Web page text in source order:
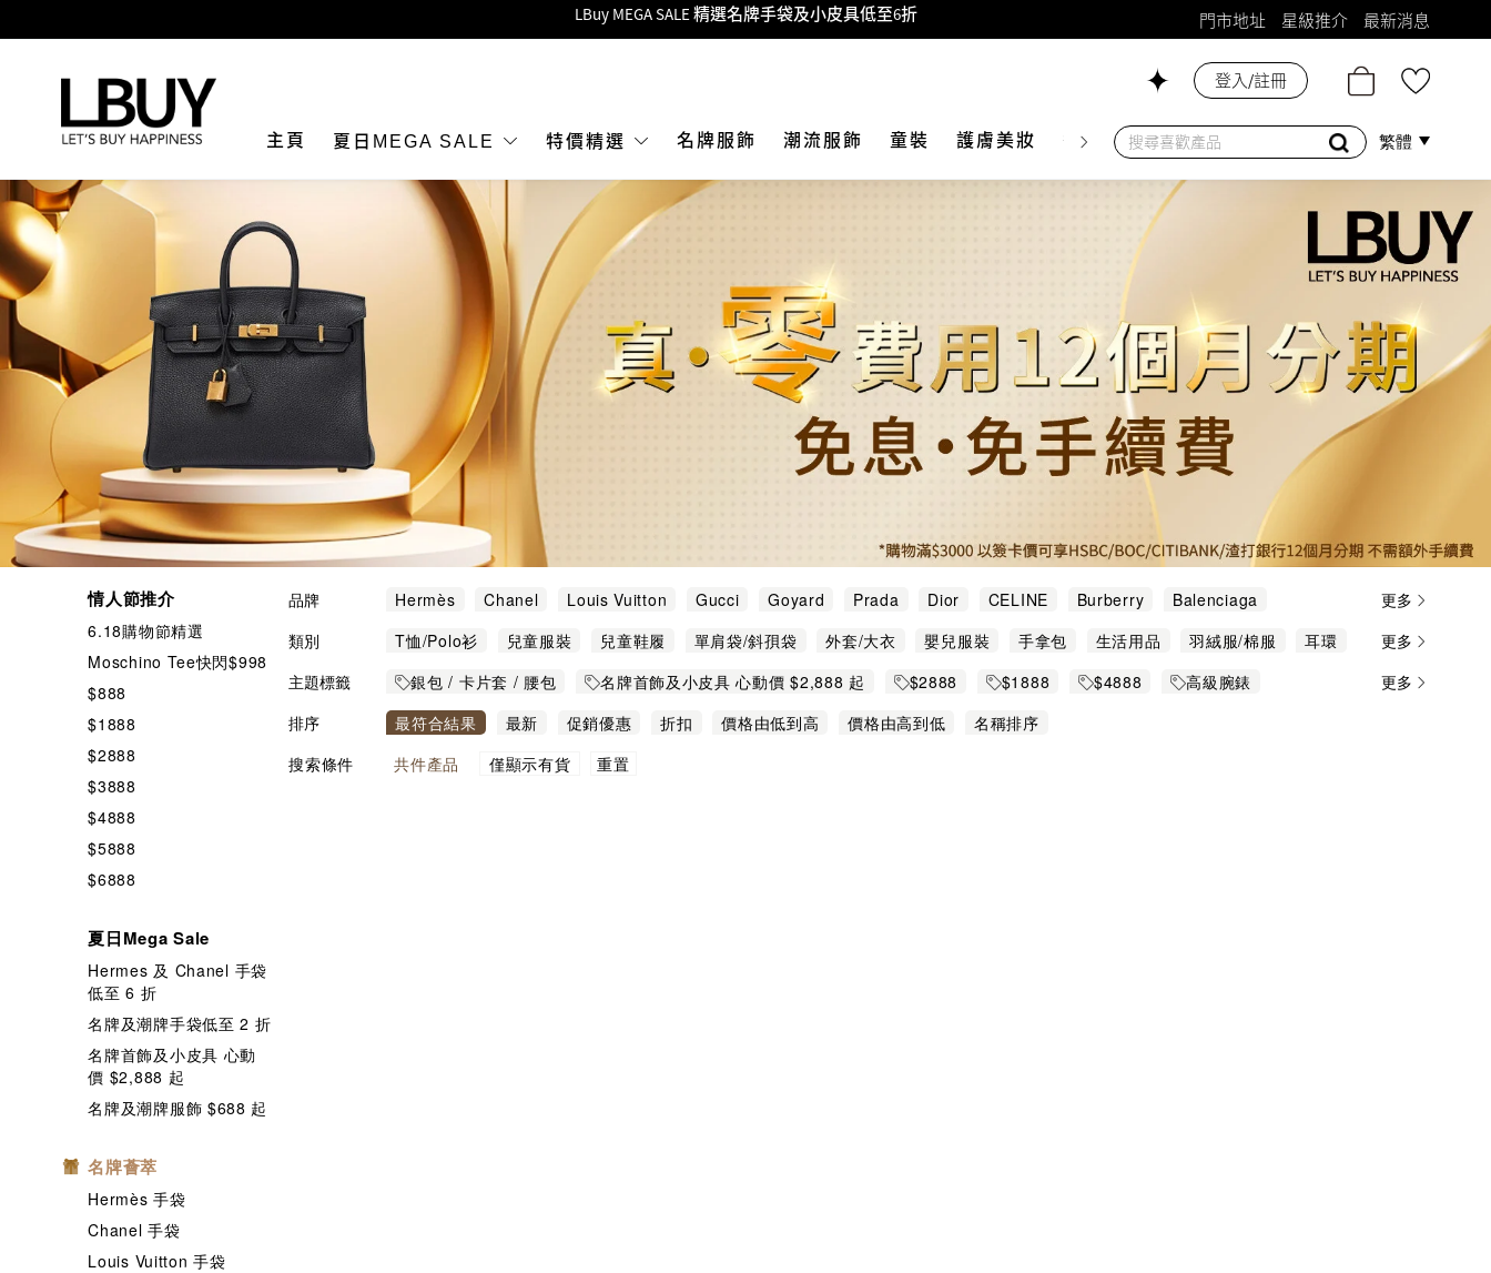
Goyard Hobo / Hobo Mini人氣限量特別版限時原價低至75折!
MOKO 1樓175號鋪旗艦店特設名牌Hermès、CHANEL及LV專區！
重要通告：銀行轉帳及轉數快付款注意事項
購物滿HKD500即享免運費！
LBuy獲香港知識產權署頒發2026《正版正貨承諾》商標
LBuy MEGA SALE 精選名牌手袋及小皮具低至6折
門市地址 星級推介 最新消息
主頁 夏日MEGA SALE 特價精選 名牌服飾 潮流服飾 童裝 護膚美妝 香水香薰 個人護理 母嬰護理 遊戲及精品
登入/註冊
繁體
情人節推介
6.18購物節精選
Moschino Tee快閃$998
$888
$1888
$2888
$3888
$4888
$5888
$6888
夏日Mega Sale
Hermes 及 Chanel 手袋
低至 6 折
名牌及潮牌手袋低至 2 折
名牌首飾及小皮具 心動
價 $2,888 起
名牌及潮牌服飾 $688 起
名牌薈萃
Hermès 手袋
Chanel 手袋
Louis Vuitton 手袋
品牌 Hermès Chanel Louis Vuitton Gucci Goyard Prada Dior CELINE Burberry
Balenciaga
Bottega Veneta
Chloé Delvaux Fendi Saint Laurent Paris See by Chloé Tod's
Valentino
Vivienne Westwood
更多
類別
T恤/Polo衫 兒童服裝 兒童鞋履 單肩袋/斜孭袋 外套/大衣 嬰兒服裝 手拿包 生活用品 羽絨服/棉服
耳環
背心/馬甲
腰包 衛衣 褲 襯衫 西裝 迷你袋 針織衫/開衫 銀包/卡包 鏈帶手袋 鏈帶銀包
更多
主題標籤
銀包 / 卡片套 / 腰包 名牌首飾及小皮具 心動價 $2,888 起 $2888 $1888 $4888
高級腕錶
名牌及潮牌手袋低至 2 折
Hermes 及 Chanel 手袋低至 6 折 $3888 $888
更多
排序
最符合結果 最新 促銷優惠 折扣 價格由低到高 價格由高到低
名稱排序
搜索條件
共件產品 僅顯示有貨 重置